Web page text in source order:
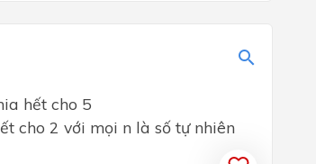
hết cho 5
cho 2 với mọi n là số tự nhiên